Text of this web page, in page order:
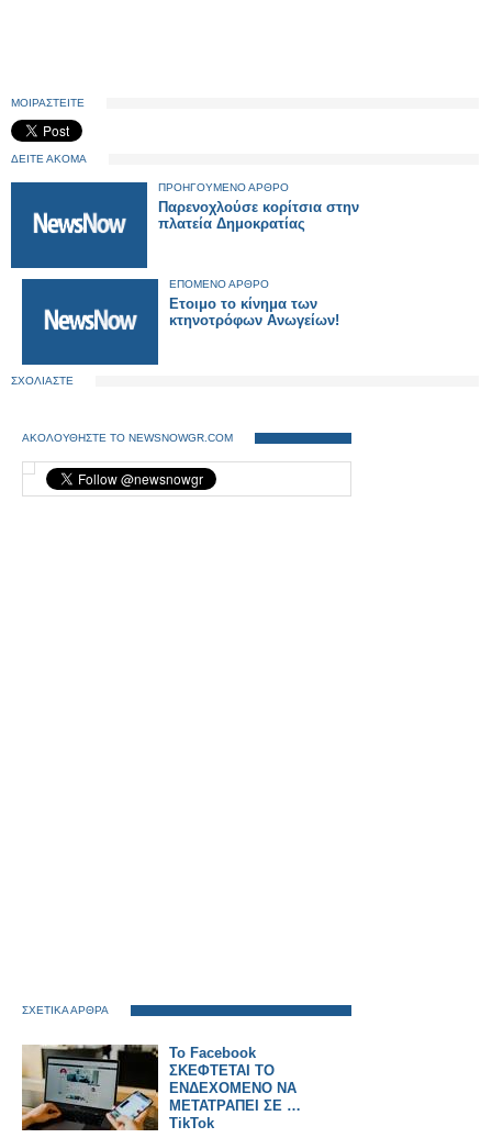
ΜΟΙΡΑΣΤΕΙΤΕ
ΔΕΙΤΕ ΑΚΟΜΑ
ΠΡΟΗΓΟΥΜΕΝΟ ΑΡΘΡΟ
Παρενοχλούσε κορίτσια στην
πλατεία Δημοκρατίας
ΕΠΟΜΕΝΟ ΑΡΘΡΟ
Ετοιμο το κίνημα των
κτηνοτρόφων Ανωγείων!
ΣΧΟΛΙΑΣΤΕ
ΑΚΟΛΟΥΘΗΣΤΕ ΤΟ NEWSNOWGR.COM
ΣΧΕΤΙΚΑ ΑΡΘΡΑ
Το Facebook
ΣΚΕΦΤΕΤΑΙ ΤΟ
ΕΝΔΕΧΟΜΕΝΟ ΝΑ
ΜΕΤΑΤΡΑΠΕΙ ΣΕ …
TikTok